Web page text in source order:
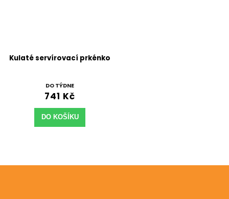
Kulaté servírovací prkénko
DO TÝDNE
741 Kč
DO KOŠÍKU